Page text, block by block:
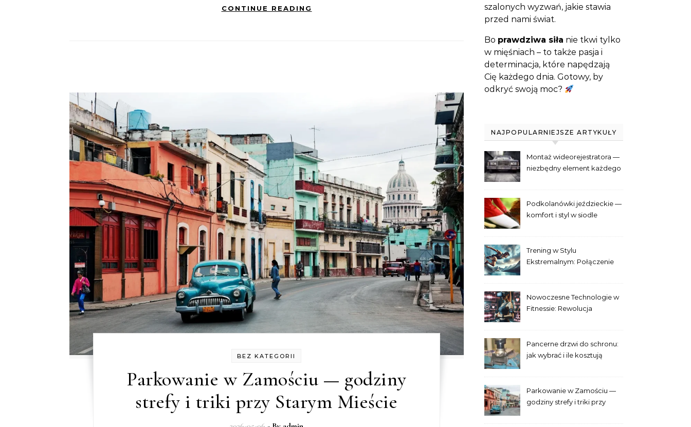
CONTINUE READING
BEZ KATEGORII
Parkowanie w Zamościu — godziny
strefy i triki przy Starym Mieście
szalonych wyzwań, jakie stawia
przed nami świat.
Bo prawdziwa siła nie tkwi tylko
w mięśniach – to także pasja i
determinacja, które napędzają
Cię każdego dnia. Gotowy, by
odkryć swoją moc?
NAJPOPULARNIEJSZE ARTYKUŁY
Montaż wideorejestratora —
niezbędny element każdego
Podkolanówki jeździeckie —
komfort i styl w siodle
Trening w Stylu
Ekstremalnym: Połączenie
Nowoczesne Technologie w
Fitnessie: Rewolucja
Pancerne drzwi do schronu:
jak wybrać i ile kosztują
Parkowanie w Zamościu —
godziny strefy i triki przy